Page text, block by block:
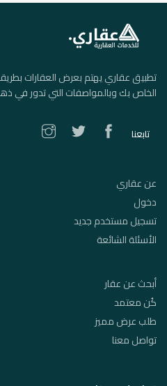
تطبيق عقاري يهتم بعرض العقارات
الخاص بك وبالمواصفات التي تدور في
تابعنا
عن عقاري
دخول
تسجيل مستخدم جديد
الأسئلة الشائعة
أبحث عن عقار
كُن معتمد
طلب عرض مميز
تواصل معنا